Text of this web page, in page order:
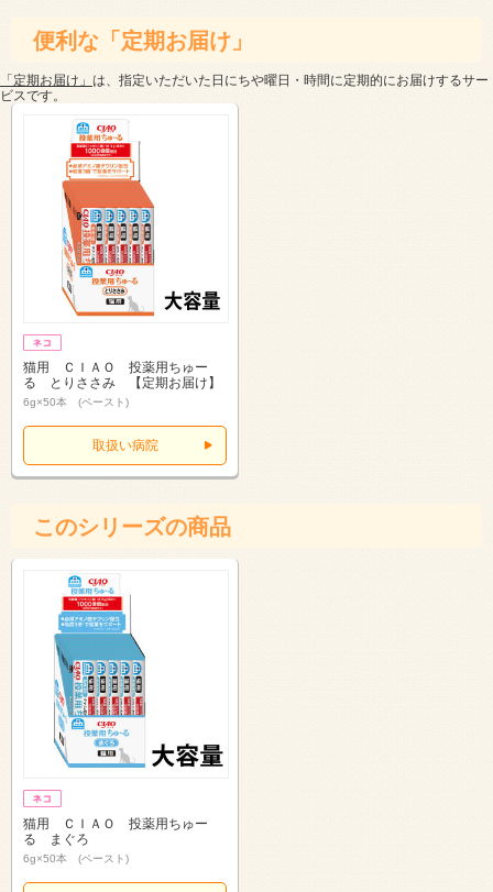
便利な「定期お届け」
「定期お届け」 は、指定いただいた日にちや曜日・時間に定期的にお届けするサー
ビスです。
猫用 ＣＩＡＯ 投薬用ちゅー
る とりささみ 【定期お届け】
6g×50本 (ペースト)
取扱い病院
このシリーズの商品
猫用 ＣＩＡＯ 投薬用ちゅー
る まぐろ
6g×50本 (ペースト)